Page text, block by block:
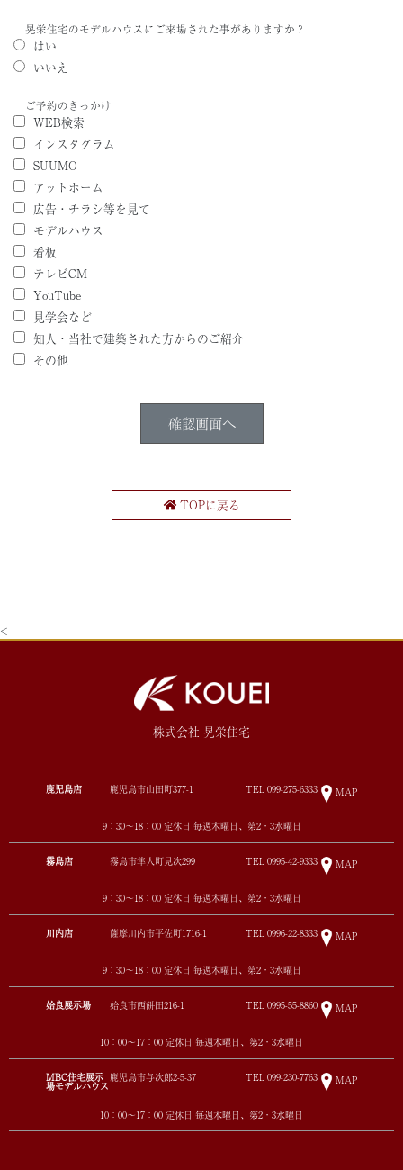
晃栄住宅のモデルハウスにご来場された事がありますか？
はい
いいえ
ご予約のきっかけ
WEB検索
インスタグラム
SUUMO
アットホーム
広告・チラシ等を見て
モデルハウス
看板
テレビCM
YouTube
見学会など
知人・当社で建築された方からのご紹介
その他
TOPに戻る
<
株式会社 晃栄住宅
鹿児島店 鹿児島市山田町377-1 TEL 099-275-6333 MAP
9：30～18：00 定休日 毎週木曜日、第2・3水曜日
霧島店 霧島市隼人町見次299 TEL 0995-42-9333 MAP
9：30～18：00 定休日 毎週木曜日、第2・3水曜日
川内店 薩摩川内市平佐町1716-1 TEL 0996-22-8333 MAP
9：30～18：00 定休日 毎週木曜日、第2・3水曜日
姶良展示場 姶良市西餅田216-1 TEL 0995-55-8860 MAP
10：00～17：00 定休日 毎週木曜日、第2・3水曜日
MBC住宅展示
場モデルハウス
鹿児島市与次郎2-5-37 TEL 099-230-7763 MAP
10：00～17：00 定休日 毎週木曜日、第2・3水曜日